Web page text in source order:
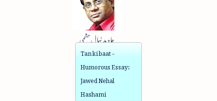
جاوید نہال حشمی
Tan ki baat -
Humorous Essay:
Jawed Nehal
Hashami